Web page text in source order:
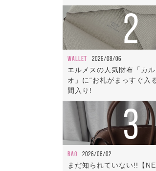
2
WALLET 2026/08/06
エルメスの人気財布「カル
オ」に“お札がまっすぐ入
間入り!
3
BAG 2026/08/02
まだ知られていない!!【